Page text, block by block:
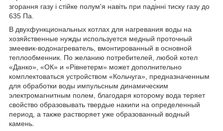
згорання газу і стійке полум'я навіть при падінні тиску газу до
635 Па.
В двухфункциональных котлах для нагревания воды на
хозяйственные нужды используется медный проточный
змеевик-водонагреватель, вмонтированный в основной
теплообменник. По желанию потребителей, любой котел
«Данко», «ОК» и «Рівнетерм» может дополнительно
комплектоваться устройством «Кольчуга», предназначенным
для обработки воды импульсным динамическим
электромагнитным полем, благодаря которому вода теряет
свойство образовывать твердые накипи на определенный
период, а также растворяет уже образованный водный
камень.